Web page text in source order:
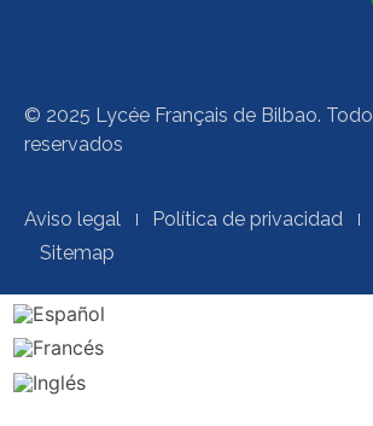
© 2025 Lycée Français de Bilbao.
reservados
Aviso legal Política de privacidad
Sitemap